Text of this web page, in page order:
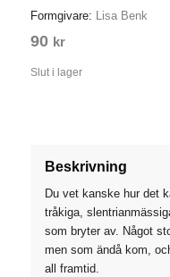
Formgivare: Lisa Benk
90 kr
Slut i lager
Beskrivning
Du vet kanske hur det
tråkiga,
som bryter av. Något
men som ändå kom,
all framtid.